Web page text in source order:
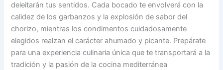
deleitarán tus sentidos. Cada bocado te envolverá con la
calidez de los garbanzos y la explosión de sabor del
chorizo, mientras los condimentos cuidadosamente
elegidos realzan el carácter ahumado y picante. Prepárate
para una experiencia culinaria única que te transportará a la
tradición y la pasión de la cocina mediterránea